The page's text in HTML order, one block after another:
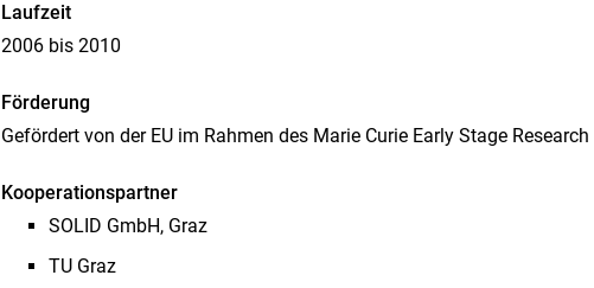
Laufzeit
2006 bis 2010
Förderung
Gefördert von der EU im Rahmen des Marie Curie Early Stage
Kooperationspartner
SOLID GmbH, Graz
TU Graz